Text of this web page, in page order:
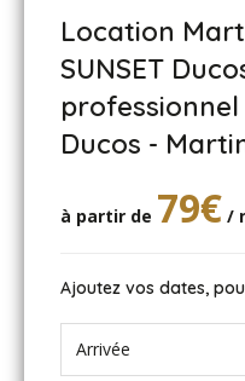
Location
SUNSET
professionnel
Ducos -
à partir de 79€ /
Ajoutez vos dates,